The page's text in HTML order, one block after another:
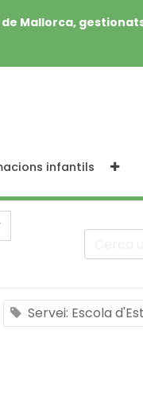
Mallorca,
infantils
Servei: Escola